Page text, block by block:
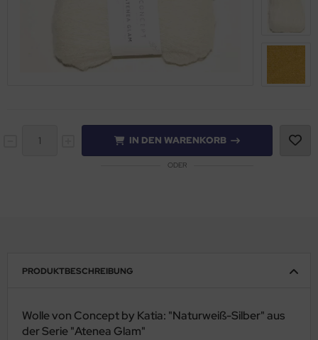
IN DEN WARENKORB
ODER
PRODUKTBESCHREIBUNG
Wolle von Concept by Katia: "Naturweiß-Silber" aus
der Serie "Atenea Glam"